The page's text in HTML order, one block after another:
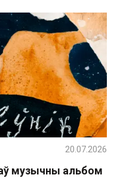
музычны альбом
20.07.2026